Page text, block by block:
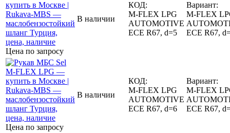
Цена по запросу
В наличии
КОД:
M-FLEX LPG
AUTOMOTIVE
ECE R67, d=5
Вариант:
M-FLEX
ECE R67,
Цена по запросу
В наличии
КОД:
M-FLEX LPG
AUTOMOTIVE
ECE R67, d=6
Вариант:
M-FLEX
ECE R67,